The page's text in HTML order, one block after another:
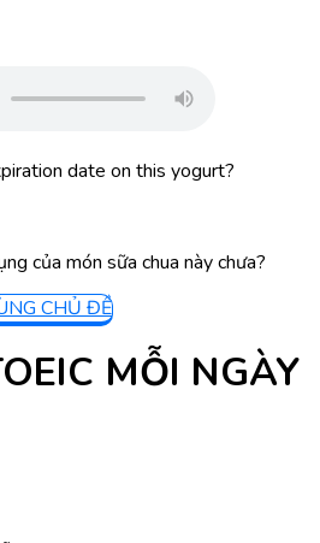
date on this yogurt?
của món sữa chua này chưa?
CHỦ ĐỀ
MỖI NGÀY